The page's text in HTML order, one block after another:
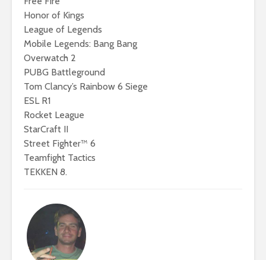
Honor of Kings
League of Legends
Mobile Legends: Bang Bang
Overwatch 2
PUBG Battleground
Tom Clancy’s Rainbow 6 Siege
ESL R1
Rocket League
StarCraft II
Street Fighter™ 6
Teamfight Tactics
TEKKEN 8.
Gen, Free-to-play.
L’Atalanta eSports